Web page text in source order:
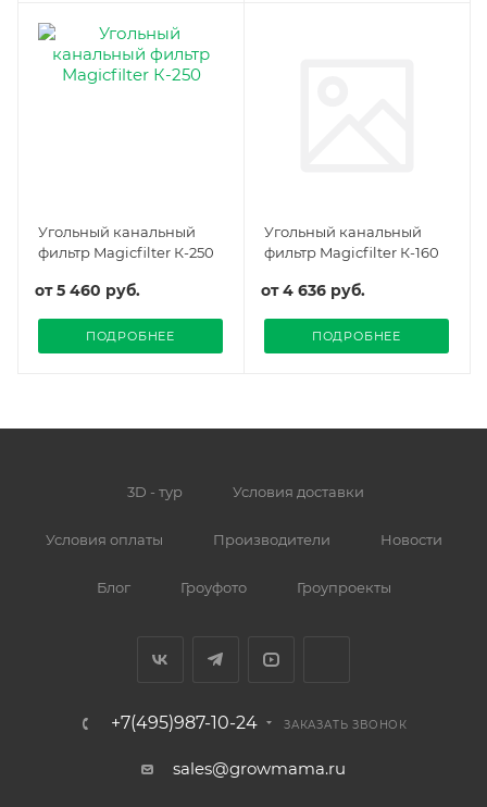
Угольный канальный
фильтр Magicfilter К-250
от5 460 руб.
ПОДРОБНЕЕ
Угольный канальный
фильтр Magicfilter К-160
от4 636 руб.
ПОДРОБНЕЕ
3D - тур Условия доставки
Условия оплаты Производители Новости
Блог Гроуфото Гроупроекты
+7(495)987-10-24 ЗАКАЗАТЬ ЗВОНОК
sales@growmama.ru